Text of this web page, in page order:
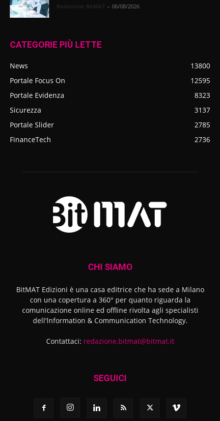
- 06/08/2026
CATEGORIE PIÙ LETTE
News
13800
Portale Focus On
12595
Portale Evidenza
8323
Sicurezza
3137
Portale Slider
2785
FinanceTech
2736
CHI SIAMO
BitMAT Edizioni è una casa editrice che ha sede a Milano
con una copertura a 360° per quanto riguarda la
comunicazione online ed offline rivolta agli specialisti
dell'lnformation & Communication Technology.
Contattaci: redazione.bitmat@bitmat.it
SEGUICI